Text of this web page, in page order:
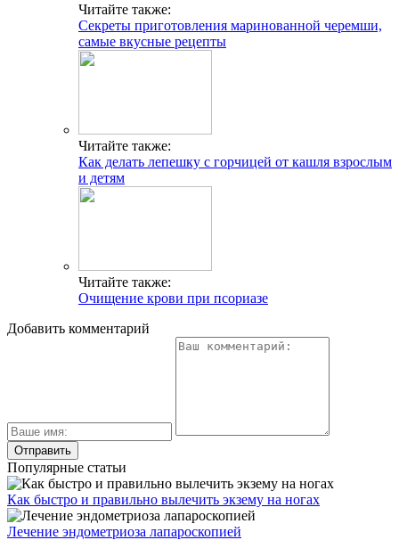
Читайте также:
Секреты приготовления маринованной черемши,
самые вкусные рецепты
Читайте также:
Как делать лепешку с горчицей от кашля взрослым
и детям
Читайте также:
Очищение крови при псориазе
Добавить комментарий
Популярные статьи
Как быстро и правильно вылечить экзему на ногах
Лечение эндометриоза лапароскопией